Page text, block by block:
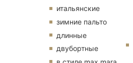
итальянские
зимние пальто
длинные
двубортные